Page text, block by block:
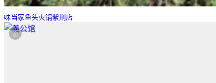
美团-美食
味当家鱼头火锅紫荆店